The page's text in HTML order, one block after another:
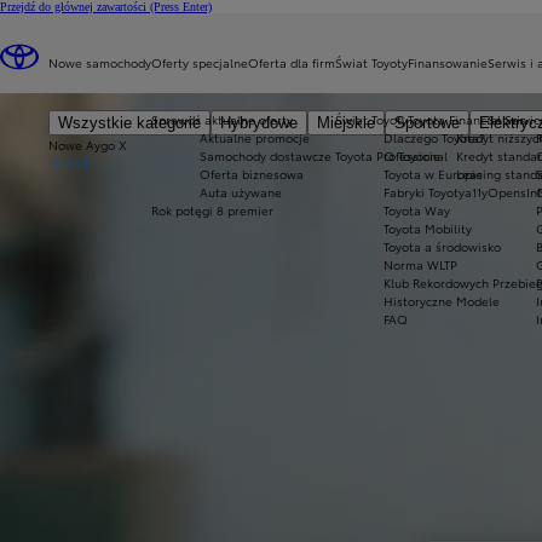
Przejdź do głównej zawartości (Press Enter)
Nowe samochody
Wszystkie kategorie Hybrydowe Miejskie Sportowe
Nowe Aygo X
HYBRID
Oferty specjalne
Sprawdź aktualne oferty
Aktualne promocje
Samochody dostawcze Toyota Professional
Oferta biznesowa
Auta używane
Rok potęgi 8 premier
Oferta dla firmŚwiat Toyoty
Świat Toyoty
Dlaczego Toyota?
O Toyocie
Toyota w Europie
Fabryki Toyoty
Toyota Way
Toyota Mobility
Toyota a środowisko
Norma WLTP
Klub Rekordowych
Historyczne Modele
FAQ
Finansowanie
Toyota Financial
Kredyt
Kredyt
Leasing
Serwis i
Serwis